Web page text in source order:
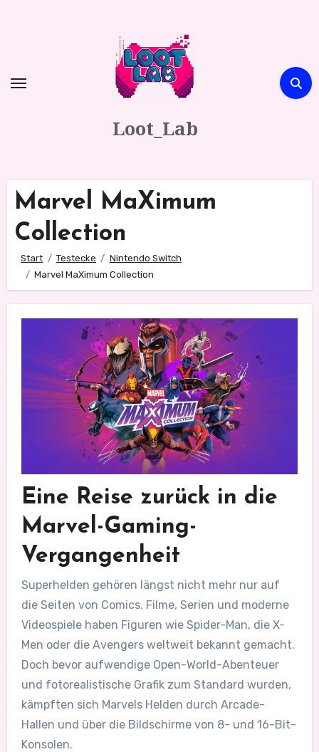
Loot_Lab
Marvel MaXimum
Collection
Start Testecke
Nintendo Switch
Marvel MaXimum Collection
Eine Reise zurück in die
Marvel-Gaming-
Vergangenheit
Superhelden gehören längst nicht mehr nur auf
die Seiten von Comics. Filme, Serien und moderne
Videospiele haben Figuren wie Spider-Man, die X-
Men oder die Avengers weltweit bekannt gemacht.
Doch bevor aufwendige Open-World-Abenteuer
und fotorealistische Grafik zum Standard wurden,
kämpften sich Marvels Helden durch Arcade-
Hallen und über die Bildschirme von 8- und 16-Bit-
Konsolen.